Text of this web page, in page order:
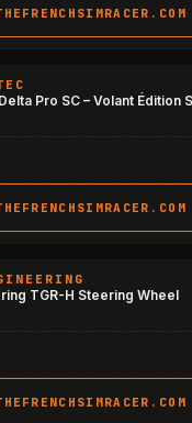
Pro SC – Volant Édition
TGR-H Steering Wheel